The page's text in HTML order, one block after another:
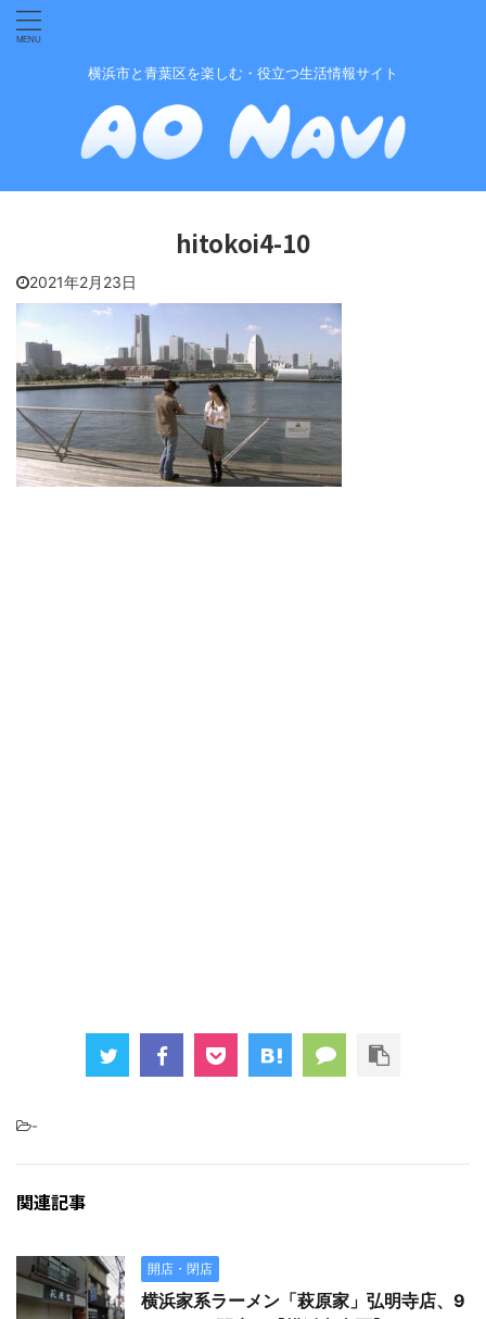
横浜市と青葉区を楽しむ・役立つ生活情報サイト
hitokoi4-10
2021年2月23日
-
関連記事
開店・閉店
横浜家系ラーメン「萩原家」弘明寺店、9